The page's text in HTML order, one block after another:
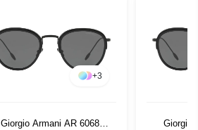
+3
Giorgio Armani AR 6068
Giorgio